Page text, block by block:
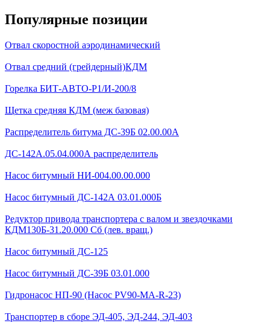
Популярные позиции
Отвал скоростной аэродинамический
Отвал средний (грейдерный)КДМ
Горелка БИТ-АВТО-Р1/И-200/8
Щетка средняя КДМ (меж базовая)
Распределитель битума ДС-39Б 02.00.00А
ДС-142А.05.04.000А распределитель
Насос битумный НИ-004.00.00.000
Насос битумный ДС-142А 03.01.000Б
Редуктор привода транспортера с валом и звездочками
КДМ130Б-31.20.000 Сб (лев. вращ.)
Насос битумный ДС-125
Насос битумный ДС-39Б 03.01.000
Гидронасос НП-90 (Насос PV90-MA-R-23)
Транспортер в сборе ЭД-405, ЭД-244, ЭД-403